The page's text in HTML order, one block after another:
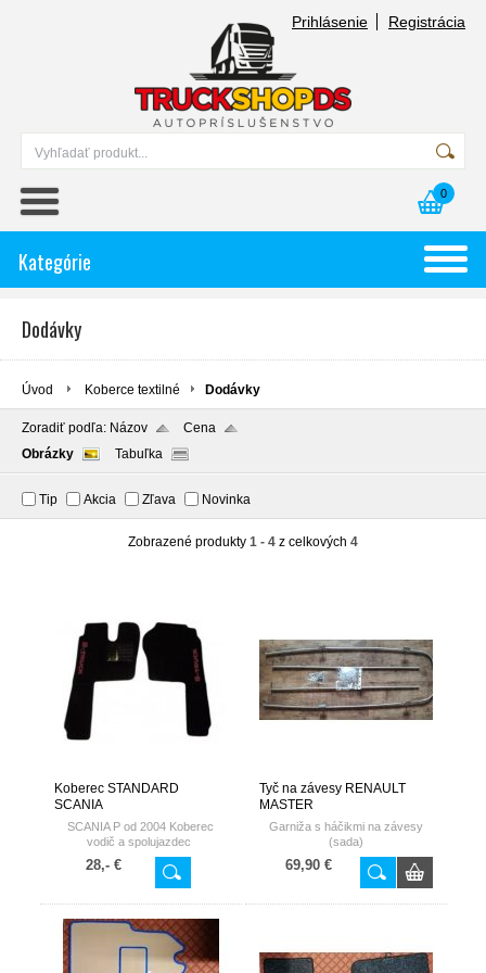
Prihlásenie Registrácia
0
Kategórie
Dodávky
Úvod Koberce textilné Dodávky
Zoradiť podľa: Názov
Cena
Obrázky
Tabuľka
Tip Akcia Zľava Novinka
Zobrazené produkty 1 - 4 z celkových 4
Koberec STANDARD
SCANIA
SCANIA P od 2004 Koberec
vodič a spolujazdec
28,- €
Tyč na závesy RENAULT
MASTER
Garniža s háčikmi na závesy
(sada)
69,90 €